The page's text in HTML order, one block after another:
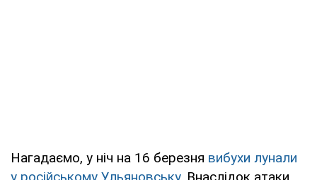
Нагадаємо, у ніч на 16 березня вибухи лунали
у російському Ульяновську. Внаслідок атаки